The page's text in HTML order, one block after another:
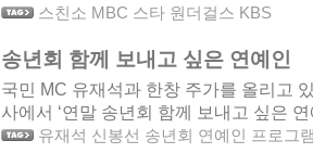
스친소 MBC 스타 원더걸스 KBS
송년회 함께 보내고 싶은 연예인
국민 MC 유재석과 한창 주가를 올리고
사에서 ‘연말 송년회 함께 보내고 싶은 연
유재석 신봉선 송년회 연예인 프로그